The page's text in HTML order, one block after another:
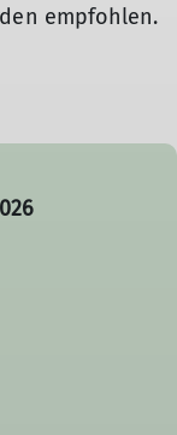
empfohlen.